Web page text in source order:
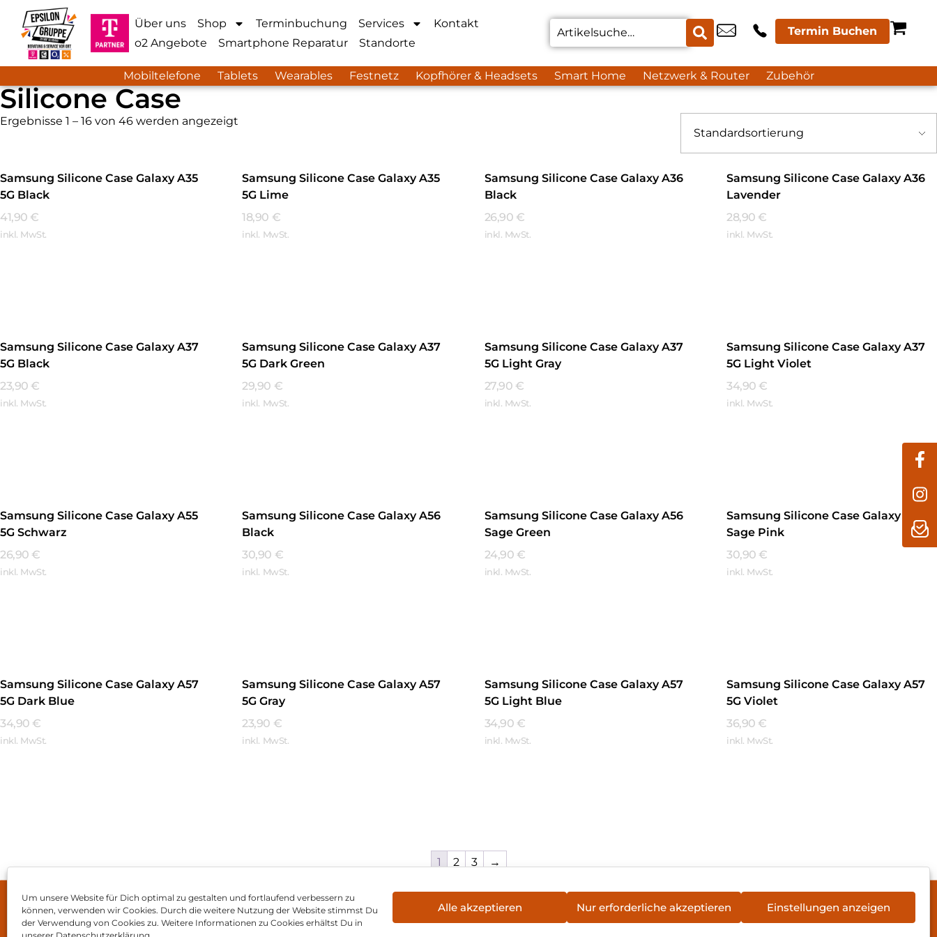
Um unsere Website für Dich optimal zu gestalten und fortlaufend verbessern zu
können, verwenden wir Cookies. Durch die weitere Nutzung der Website stimmst Du
der Verwendung von Cookies zu. Weitere Informationen zu Cookies erhältst Du in
Alle akzeptieren Nur erforderliche akzeptieren Einstellungen anzeigen
Über uns Shop Terminbuchung Services
Kontakt
o2 Angebote
Smartphone Reparatur Standorte
Termin Buchen
Mobiltelefone Tablets Wearables Festnetz Kopfhörer & Headsets Smart Home Netzwerk & Router Zubehör
Silicone Case
Ergebnisse 1 – 16 von 46 werden angezeigt
Samsung Silicone Case Galaxy A35
5G Black
41,90 €
inkl. MwSt.
Samsung Silicone Case Galaxy A35
5G Lime
18,90 €
inkl. MwSt.
Samsung Silicone Case Galaxy A36
Black
26,90 €
inkl. MwSt.
Samsung Silicone Case Galaxy A36
Lavender
28,90 €
inkl. MwSt.
Samsung Silicone Case Galaxy A37
5G Black
23,90 €
inkl. MwSt.
Samsung Silicone Case Galaxy A37
5G Dark Green
29,90 €
inkl. MwSt.
Samsung Silicone Case Galaxy A37
5G Light Gray
27,90 €
inkl. MwSt.
Samsung Silicone Case Galaxy A37
5G Light Violet
34,90 €
inkl. MwSt.
Samsung Silicone Case Galaxy A55
5G Schwarz
26,90 €
inkl. MwSt.
Samsung Silicone Case Galaxy A56
Black
30,90 €
inkl. MwSt.
Samsung Silicone Case Galaxy A56
Sage Green
24,90 €
inkl. MwSt.
Samsung Silicone Case Galaxy A56
Sage Pink
30,90 €
inkl. MwSt.
Samsung Silicone Case Galaxy A57
5G Dark Blue
34,90 €
inkl. MwSt.
Samsung Silicone Case Galaxy A57
5G Gray
23,90 €
inkl. MwSt.
Samsung Silicone Case Galaxy A57
5G Light Blue
34,90 €
inkl. MwSt.
Samsung Silicone Case Galaxy A57
5G Violet
36,90 €
inkl. MwSt.
1 2 3 →
Impressum AGB Datenschutz Vertrag widerrufen Hinweis zur Batterieentsorgung Newsletter